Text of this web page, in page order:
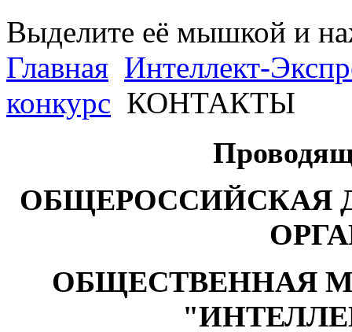
Выделите её мышкой и
Главная Интеллект-
конкурс КОНТАКТЫ
ОБЩЕРОССИЙСКАЯ
ОБЩЕСТВЕННАЯ